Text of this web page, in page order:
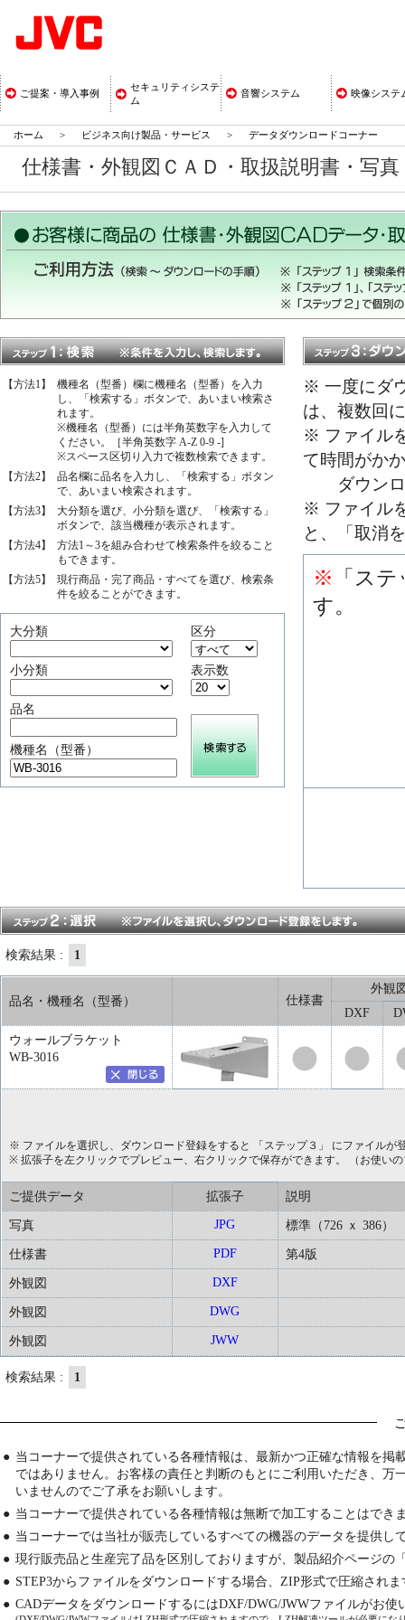
ご提案・導入事例
セキュリティシステ
ム
音響システム 映像システ
ホーム > ビジネス向け製品・サービス > データダウンロードコーナー
仕様書・外観図ＣＡＤ・取扱説明書・
【方法1】
機種名（型番）欄に機種名（型番）を入力
し、「検索する」ボタンで、あいまい検索さ
れます。
※機種名（型番）には半角英数字を入力して
ください。［半角英数字 A-Z 0-9 -]
※スペース区切り入力で複数検索できます。
【方法2】
品名欄に品名を入力し、「検索する」ボタン
で、あいまい検索されます。
【方法3】
大分類を選び、小分類を選び、「検索する」
ボタンで、該当機種が表示されます。
【方法4】
方法1～3を組み合わせて検索条件を絞ること
もできます。
【方法5】
現行商品・完了商品・すべてを選び、検索条
件を絞ることができます。
大分類 区分
小分類 表示数
品名
機種名（型番）
※ 一度にダ
は、複数回
※ ファイル
て時間がか
ダウンロ
※ ファイル
と、「取消
※
「ス
す。
検索結果 : 1
品名・機種名（型番） 仕様書
外観
DXF
ウォールブラケット
WB-3016
※ ファイルを選択し、ダウンロード登録をすると 「ステップ３」 にファイルが
※ 拡張子を左クリックでプレビュー、右クリックで保存ができます。 （お使い
ご提供データ 拡張子 説明
写真 JPG 標準（726 ｘ 386）
仕様書 PDF 第4版
外観図 DXF
外観図 DWG
外観図 JWW
検索結果 : 1
● 当コーナーで提供されている各種情報は、最新かつ正確な情報を
ではありません。お客様の責任と判断のもとにご利用いただき、
いませんのでご了承をお願いします。
● 当コーナーで提供されている各種情報は無断で加工することはでき
● 当コーナーでは当社が販売しているすべての機器のデータを提供し
● 現行販売品と生産完了品を区別しておりますが、製品紹介ページ
● STEP3からファイルをダウンロードする場合、ZIP形式で圧縮され
● CADデータをダウンロードするにはDXF/DWG/JWWファイルがお